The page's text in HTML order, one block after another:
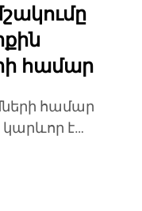
համար
համար
կարևոր է